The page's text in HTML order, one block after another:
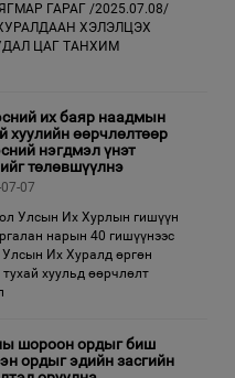
ГАРАГ /2025.07.08/
ХЭЛЭЛЦЭХ
ЦАГ ТАНХИМ
их баяр наадмын
хуулийн өөрчлөлтөөр
нэгдмэл үнэт
төлөвшүүлнэ
07
Улсын Их Хурлын гишүүн
нарын 40 гишүүнээс
Их Хуралд өргөн
хуульд өөрчлөлт
шороон ордыг биш
ордыг эдийн засгийн